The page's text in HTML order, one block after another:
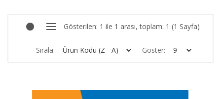
Gösterilen: 1 ile 1 arası, toplam: 1 (1 Sayfa)
Sırala: Göster: